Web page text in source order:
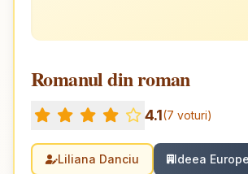
Romanul din roman
4.1(7 voturi)
Liliana Danciu Ideea